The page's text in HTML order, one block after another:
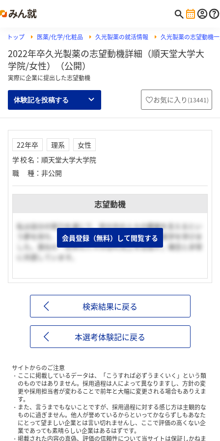
トップ 医薬/化学/化粧品 久光製薬の就活情報 久光製薬の志望動機
2022年卒久光製薬の志望動機詳細（順天堂大学大
学院/女性）（公開）
実際に企業に提出した志望動機
体験記を投稿する お気に入り (13441)
22年卒 理系
女性
学校名 ： 順天堂大学大学院
職種 ： 非公開
志望動機
私は自分の努力を通じて、世の中の人々の健康を支えるとい
う夢を持ち、人の役に立ちたいという初心から医学を学びま
した。貴社の「世界の人々のQOL向上を目指す」理念と非常
に共感しています。
会員登録（無料）して閲覧する
検索結果に戻る
本選考体験記に戻る
サイトからのご注意
ここに掲載しているデータは、「こうすれば必ずうまくいく」という類
のものではありません。採用過程は人によって異なりますし、方針の変
更や採用担当者が変わることで前年と大幅に変更される場合もありえま
す。
また、言うまでもないことですが、採用過程に対する感じ方は主観的な
ものに過ぎません。他人が誉めているからといってかならずしもあなた
にとって望ましい企業とは言い切れませんし、ここで評価の高くない企
業であっても素晴らしい企業はあるはずです。
掲載された内容の真偽、評価の信頼性について当サイトは保証しかねま